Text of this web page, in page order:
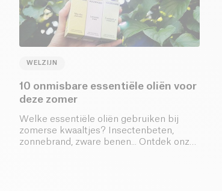
WELZIJN
10 onmisbare essentiële oliën voor
deze zomer
Welke essentiële oliën gebruiken bij
zomerse kwaaltjes? Insectenbeten,
zonnebrand, zware benen... Ontdek onze